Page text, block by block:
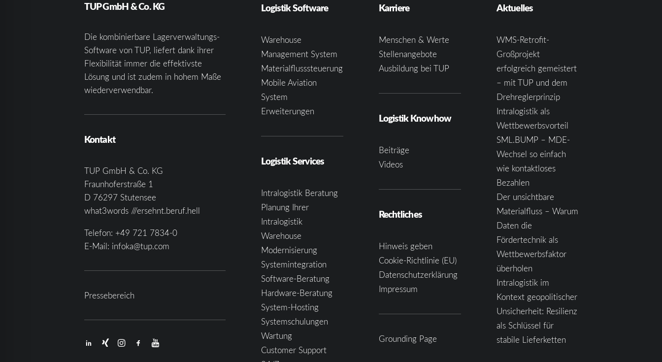
TUP GmbH & Co. KG
Die kombinierbare Lagerverwaltungs-
Software von TUP, liefert dank ihrer
Flexibilität immer die effektivste
Lösung und ist zudem in hohem Maße
wiederverwendbar.
Kontakt
TUP GmbH & Co. KG
Fraunhoferstraße 1
D 76297 Stutensee
what3words ///ersehnt.beruf.hell
Telefon: +49 721 7834-0
E-Mail: infoka@tup.com
Pressebereich
Logistik Software
Warehouse
Management System
Materialflusssteuerung
Mobile Aviation
System
Erweiterungen
Logistik Services
Intralogistik Beratung
Planung Ihrer
Intralogistik
Warehouse
Modernisierung
Systemintegration
Software-Beratung
Hardware-Beratung
System-Hosting
Systemschulungen
Wartung
Customer Support
Karriere
Menschen & Werte
Stellenangebote
Ausbildung bei TUP
Logistik Knowhow
Beiträge
Videos
Rechtliches
Hinweis geben
Cookie-Richtlinie (EU)
Datenschutzerklärung
Impressum
Grounding Page
Aktuelles
WMS-Retrofit-
Großprojekt
erfolgreich gemeistert
– mit TUP und dem
Drehreglerprinzip
Intralogistik als
Wettbewerbsvorteil
SML.BUMP – MDE-
Wechsel so einfach
wie kontaktloses
Bezahlen
Der unsichtbare
Materialfluss – Warum
Daten die
Fördertechnik als
Wettbewerbsfaktor
überholen
Intralogistik im
Kontext geopolitischer
Unsicherheit: Resilienz
als Schlüssel für
stabile Lieferketten